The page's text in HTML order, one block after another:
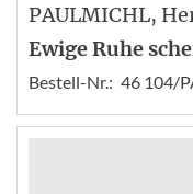
PAULMICHL,
Ewige Ruhe
Bestell-Nr.: 46 104/